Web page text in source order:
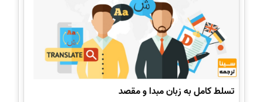
تسلط کامل به زبان مبدا و مقصد